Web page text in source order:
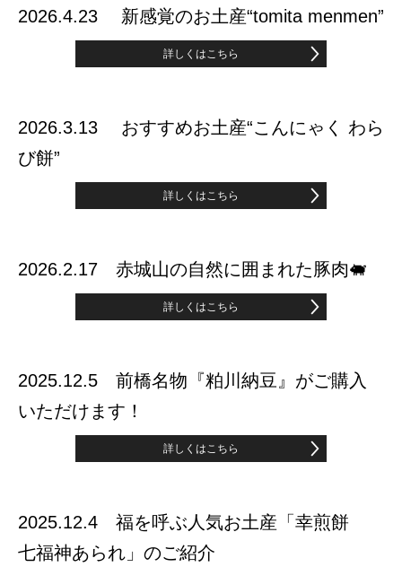
2026.4.23 新感覚のお土産“tomita menmen”
詳しくはこちら
2026.3.13 おすすめお土産“こんにゃく わら
び餅”
詳しくはこちら
2026.2.17 赤城山の自然に囲まれた豚肉🐖
詳しくはこちら
2025.12.5 前橋名物『粕川納豆』がご購入
いただけます！
詳しくはこちら
2025.12.4 福を呼ぶ人気お土産「幸煎餅
七福神あられ」のご紹介